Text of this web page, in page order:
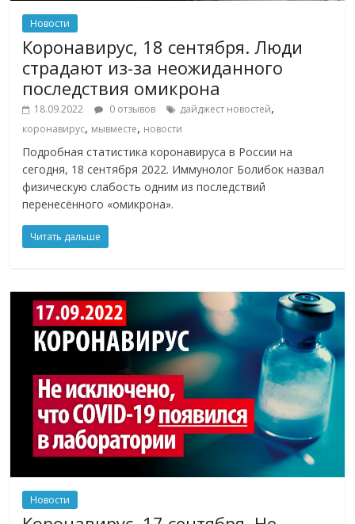
Новости
Коронавирус, 18 сентября. Люди
страдают из-за неожиданного
последствия омикрона
18.09.2022 0 отзывов дайджест новостей,
коронавирус, мывместе, новости
Подробная статистика коронавируса в России на
сегодня, 18 сентября 2022. Иммунолог Болибок назвал
физическую слабость одним из последствий
перенесённого «омикрона».
Читать дальше
Новости